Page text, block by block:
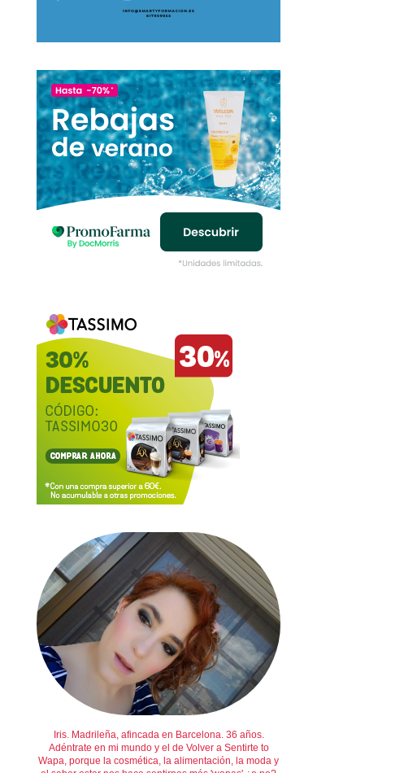
Iris. Madrileña, afincada en Barcelona. 36 años.
Adéntrate en mi mundo y el de Volver a Sentirte to
Wapa, porque la cosmética, la alimentación, la moda y